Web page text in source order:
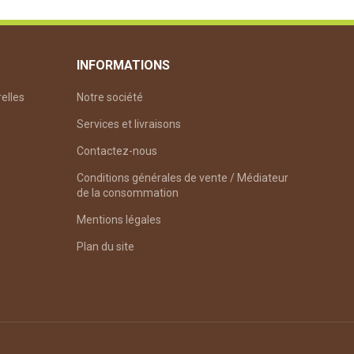
COLLIERBIPODE
INFORMATIONS
Notre société
Services et livraisons
Contactez-nous
Conditions générales de vente / Médiateur
de la consommation
Mentions légales
Plan du site